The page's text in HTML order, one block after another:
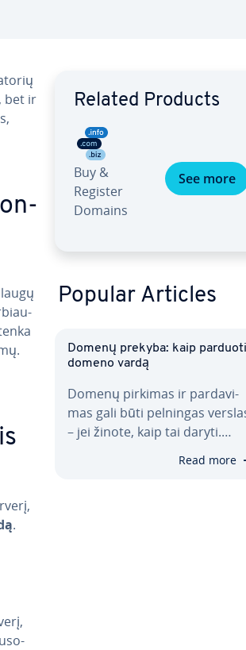
bet ir
.
Related Products
Buy &
Register
Domains
See more
Popular Articles
Domenų prekyba: kaip parduoti
domeno vardą
Domenų pirkimas ir par­da­vi­
mas gali būti pelningas
– jei žinote, kaip tai daryti.…
Read more